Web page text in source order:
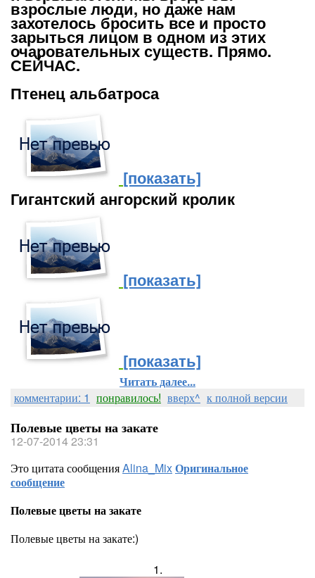
взрослые люди, но даже нам
захотелось бросить все и просто
зарыться лицом в одном из этих
очаровательных существ. Прямо.
СЕЙЧАС.
Птенец альбатроса
[показать]
Гигантский ангорский кролик
[показать]
[показать]
Читать далее...
комментарии: 1 понравилось! вверх^ к полной версии
Полевые цветы на закате
12-07-2014 23:31
Это цитата сообщенияAlina_MixОригинальное
сообщение
Полевые цветы на закате
Полевые цветы на закате:)
1.